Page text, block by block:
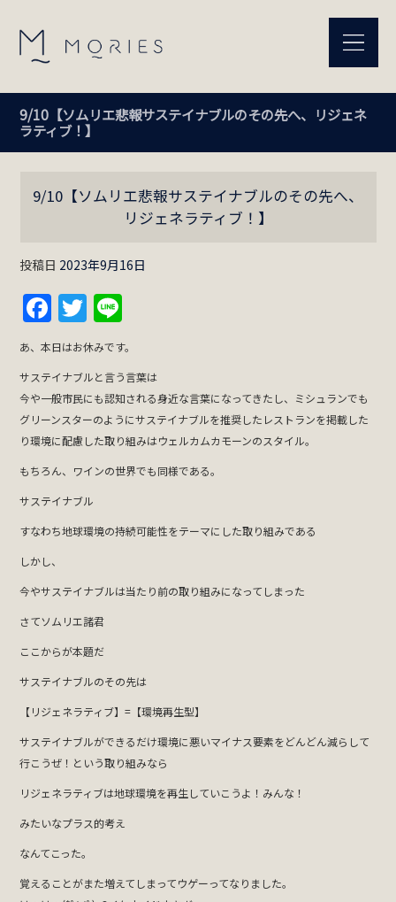
9/10【ソムリエ悲報サステイナブルのその先へ、リジェネ
ラティブ！】
9/10【ソムリエ悲報サステイナブルのその先へ、
リジェネラティブ！】
投稿日 2023年9月16日
Facebook
Twitter
あ、本日はお休みです。
サステイナブルと言う言葉は
今や一般市民にも認知される身近な言葉になってきたし、ミシュランでも
グリーンスターのようにサステイナブルを推奨したレストランを掲載した
り環境に配慮した取り組みはウェルカムカモーンのスタイル。
もちろん、ワインの世界でも同様である。
サステイナブル
すなわち地球環境の持続可能性をテーマにした取り組みである
しかし、
今やサステイナブルは当たり前の取り組みになってしまった
さてソムリエ諸君
ここからが本題だ
サステイナブルのその先は
【リジェネラティブ】=【環境再生型】
サステイナブルができるだけ環境に悪いマイナス要素をどんどん減らして
行こうぜ！という取り組みなら
リジェネラティブは地球環境を再生していこうよ！みんな！
みたいなプラス的考え
なんてこった。
覚えることがまた増えてしまってウゲーってなりました。